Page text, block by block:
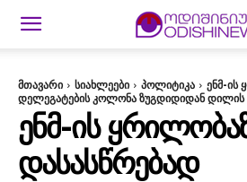
მთავარი სიახლეები პოლიტიკა
ენმ-ის
დელეგატების კოლონა ზუგდიდიდან დილის
ᲔᲜᲛ-ᲘᲡ
ᲓᲐᲡᲐᲡᲬᲠᲔᲑᲐᲓ